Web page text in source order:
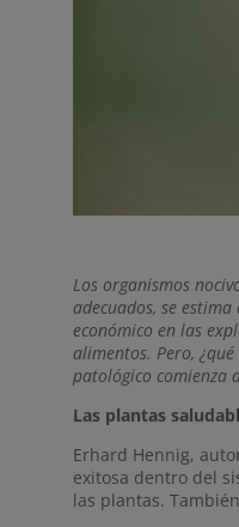
Los organismos
adecuados, se
económico en las
alimentos. Pero,
patológico comienza
Las plantas
Erhard Hennig,
exitosa dentro del
las plantas.